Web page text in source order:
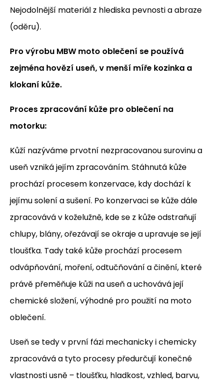
Nejodolnější materiál z hlediska pevnosti a abraze
(oděru).
Pro výrobu MBW moto oblečení se používá
zejména hovězí useň, v menší míře kozinka a
klokaní kůže.
Proces zpracování kůže pro oblečení na
motorku:
Kůží nazýváme prvotní nezpracovanou surovinu a
useň vzniká jejím zpracováním. Stáhnutá kůže
prochází procesem konzervace, kdy dochází k
jejímu solení a sušení. Po konzervaci se kůže dále
zpracovává v koželužně, kde se z kůže odstraňují
chlupy, blány, ořezávají se okraje a upravuje se její
tloušťka. Tady také kůže prochází procesem
odvápňování, moření, odtučňování a činění, které
právě přeměňuje kůži na useň a uchovává její
chemické složení, výhodné pro použití na moto
oblečení.
Useň se tedy v první fázi mechanicky i chemicky
zpracovává a tyto procesy předurčují konečné
vlastnosti usně – tloušťku, hladkost, vzhled, barvu,